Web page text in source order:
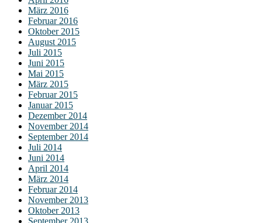
März 2016
Februar 2016
Oktober 2015
August 2015
Juli 2015
Juni 2015
Mai 2015
März 2015
Februar 2015
Januar 2015
Dezember 2014
November 2014
September 2014
Juli 2014
Juni 2014
April 2014
März 2014
Februar 2014
November 2013
Oktober 2013